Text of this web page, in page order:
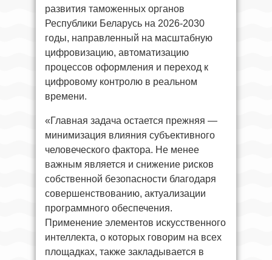
развития таможенных органов
Республики Беларусь на 2026-2030
годы, направленный на масштабную
цифровизацию, автоматизацию
процессов оформления и переход к
цифровому контролю в реальном
времени.
«Главная задача остается прежняя —
минимизация влияния субъективного
человеческого фактора. Не менее
важным является и снижение рисков
собственной безопасности благодаря
совершенствованию, актуализации
программного обеспечения.
Применение элементов искусственного
интеллекта, о которых говорим на всех
площадках, также закладывается в